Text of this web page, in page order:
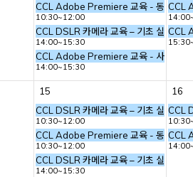
CCL Adobe Premiere 교육 - 동영상 편
10:30~12:00
CCL DSLR 카메라 교육 – 기초 실내 촬
14:00~15:30
CCL Adobe Premiere 교육 - 사진 스틸
14:00~15:30
CCL
CCL
15
CCL DSLR 카메라 교육 – 기초 실내 촬
10:30~12:00
CCL Adobe Premiere 교육 - 동영상 편
10:30~12:00
CCL DSLR 카메라 교육 – 기초 실내 촬
14:00~15:30
16
CCL
CCL